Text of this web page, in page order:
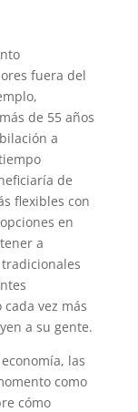
fuera del
de 55 años
a
de
flexibles con
en
a
vez más
a su gente.
las
como
cómo